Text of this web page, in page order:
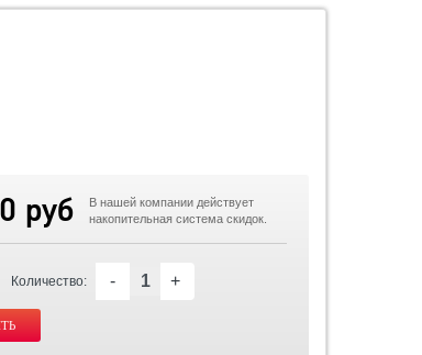
руб
В нашей компании действует
накопительная система скидок.
Количество: - +